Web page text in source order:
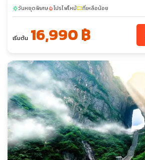
sunnyวันหยุดพิเศษlocal_fire_departmentโปรไฟไหม้confirmation_numberที่เหลือน้อย
เริ่มต้น 16,990 ฿